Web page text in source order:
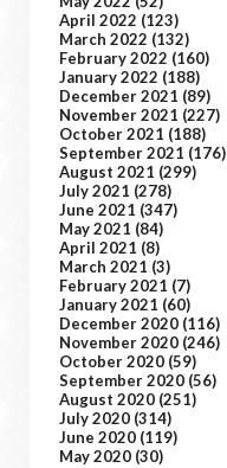
April 2022 (123)
March 2022 (132)
February 2022 (160)
January 2022 (188)
December 2021 (89)
November 2021 (227)
October 2021 (188)
September 2021 (176)
August 2021 (299)
July 2021 (278)
June 2021 (347)
May 2021 (84)
April 2021 (8)
March 2021 (3)
February 2021 (7)
January 2021 (60)
December 2020 (116)
November 2020 (246)
October 2020 (59)
September 2020 (56)
August 2020 (251)
July 2020 (314)
June 2020 (119)
May 2020 (30)